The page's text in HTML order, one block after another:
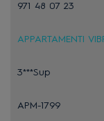
971 48 07 23
APPARTAMENTI
3***Sup
APM-1799